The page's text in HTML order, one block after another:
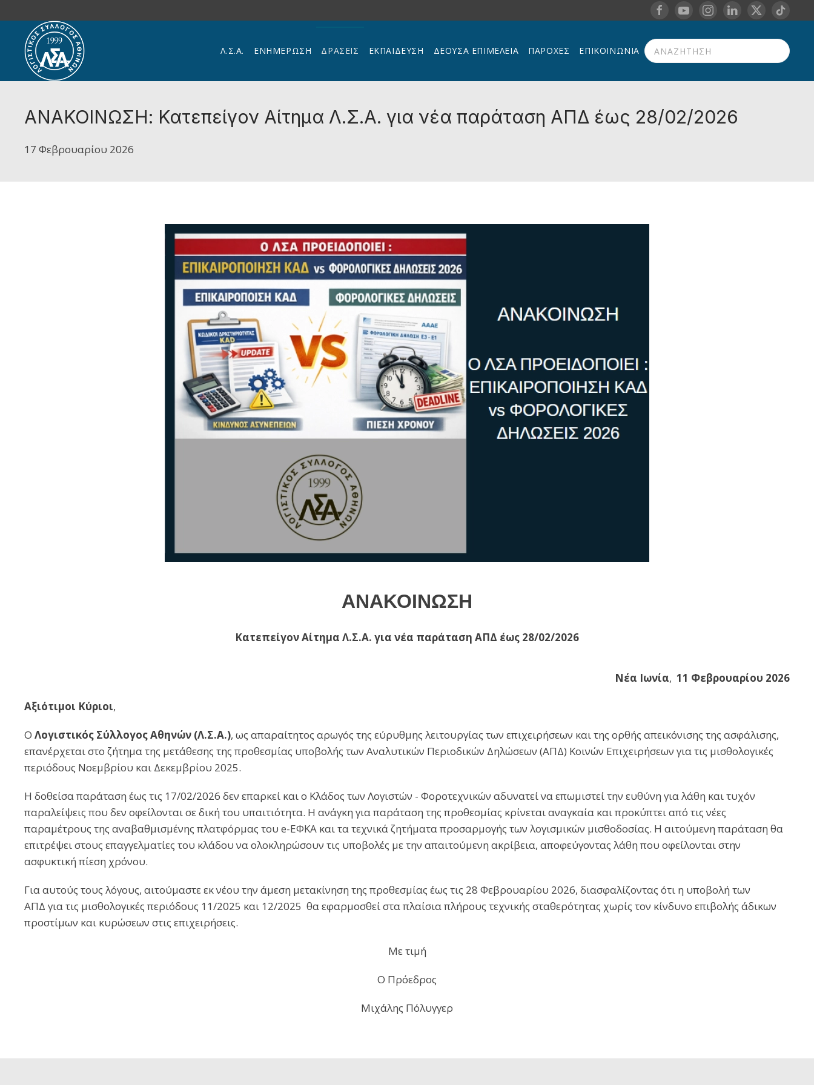
Skip to main content
Λ.Σ.Α. ΕΝΗΜΕΡΩΣΗ ΔΡΑΣΕΙΣ ΕΚΠΑΊΔΕΥΣΗ ΔΕΟΥΣΑ ΕΠΙΜΕΛΕΙΑ ΠΑΡΟΧΈΣ
ΕΠΙΚΟΙΝΩΝΊΑ
ΑΝΑΚΟΙΝΩΣΗ: Κατεπείγον Αίτημα Λ.Σ.Α. για νέα παράταση ΑΠΔ έως 28/02/2026
17 Φεβρουαρίου 2026
ΑΝΑΚΟΙΝΩΣΗ
Κατεπείγον Αίτημα Λ.Σ.Α. για νέα παράταση ΑΠΔ έως 28/02/2026
Νέα Ιωνία, 11 Φεβρουαρίου 2026
Αξιότιμοι Κύριοι,
Ο Λογιστικός Σύλλογος Αθηνών (Λ.Σ.Α.), ως απαραίτητος αρωγός της εύρυθμης λειτουργίας των επιχειρήσεων και της ορθής απεικόνισης της ασφάλισης,
επανέρχεται στο ζήτημα της μετάθεσης της προθεσμίας υποβολής των Αναλυτικών Περιοδικών Δηλώσεων (ΑΠΔ) Κοινών Επιχειρήσεων για τις μισθολογικές
περιόδους Νοεμβρίου και Δεκεμβρίου 2025.
Η δοθείσα παράταση έως τις 17/02/2026 δεν επαρκεί και ο Κλάδος των Λογιστών - Φοροτεχνικών αδυνατεί να επωμιστεί την ευθύνη για λάθη και τυχόν
παραλείψεις που δεν οφείλονται σε δική του υπαιτιότητα. Η ανάγκη για παράταση της προθεσμίας κρίνεται αναγκαία και προκύπτει από τις νέες
παραμέτρους της αναβαθμισμένης πλατφόρμας του e-ΕΦΚΑ και τα τεχνικά ζητήματα προσαρμογής των λογισμικών μισθοδοσίας. Η αιτούμενη παράταση θα
επιτρέψει στους επαγγελματίες του κλάδου να ολοκληρώσουν τις υποβολές με την απαιτούμενη ακρίβεια, αποφεύγοντας λάθη που οφείλονται στην
ασφυκτική πίεση χρόνου.
Για αυτούς τους λόγους, αιτούμαστε εκ νέου την άμεση μετακίνηση της προθεσμίας έως τις 28 Φεβρουαρίου 2026, διασφαλίζοντας ότι η υποβολή των
ΑΠΔ για τις μισθολογικές περιόδους 11/2025 και 12/2025 θα εφαρμοσθεί στα πλαίσια πλήρους τεχνικής σταθερότητας χωρίς τον κίνδυνο επιβολής άδικων
προστίμων και κυρώσεων στις επιχειρήσεις.
Με τιμή
Ο Πρόεδρος
Μιχάλης Πόλυγγερ